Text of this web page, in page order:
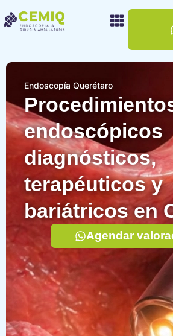
Endoscopía Querétaro
endoscópicos
diagnósticos,
terapéuticos y
bariátricos en
Agendar